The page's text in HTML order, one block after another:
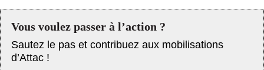
Vous voulez passer à l’action ?
Sautez le pas et contribuez aux mobilisations
d’Attac !